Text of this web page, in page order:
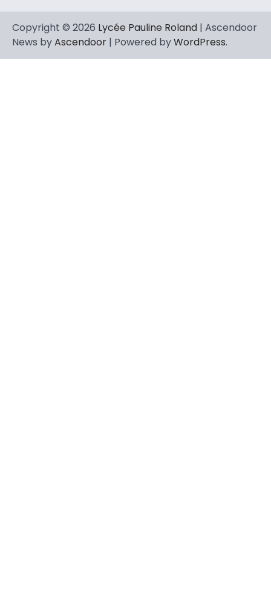
Copyright © 2026 Lycée Pauline Roland | Ascendoor
News byAscendoor | Powered byWordPress.